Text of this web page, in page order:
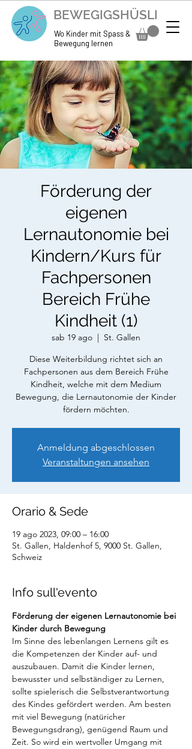
BEWEGIGSHÜSLI
Wo Kinder mit Spass &
Bewegung lernen
Förderung der
eigenen
Lernautonomie bei
Kindern/Kurs für
Fachpersonen
Bereich Frühe
Kindheit (1)
sab 19 ago
  |
St. Gallen
Diese Weiterbildung richtet sich an
Fachpersonen aus dem Bereich Frühe
Kindheit, welche mit dem Medium
Bewegung, die Lernautonomie der Kinder
fördern möchten.
Anmeldung abgeschlossen
Veranstaltungen ansehen
Orario & Sede
19 ago 2023, 09:00 – 16:00
St. Gallen, Haldenhof 5, 9000 St. Gallen,
Schweiz
Info sull'evento
Förderung der eigenen Lernautonomie bei
Kinder durch Bewegung
Im Sinne des lebenlangen Lernens gilt es
die Kompetenzen der Kinder auf- und
auszubauen. Damit die Kinder lernen,
bewusster und selbständiger zu Lernen,
sollte spielerisch die Selbstverantwortung
des Kindes gefördert werden. Am besten
mit viel Bewegung (natüricher
Bewegungsdrang), genügend Raum und
Zeit. So wird ein wertvoller Umgang mit